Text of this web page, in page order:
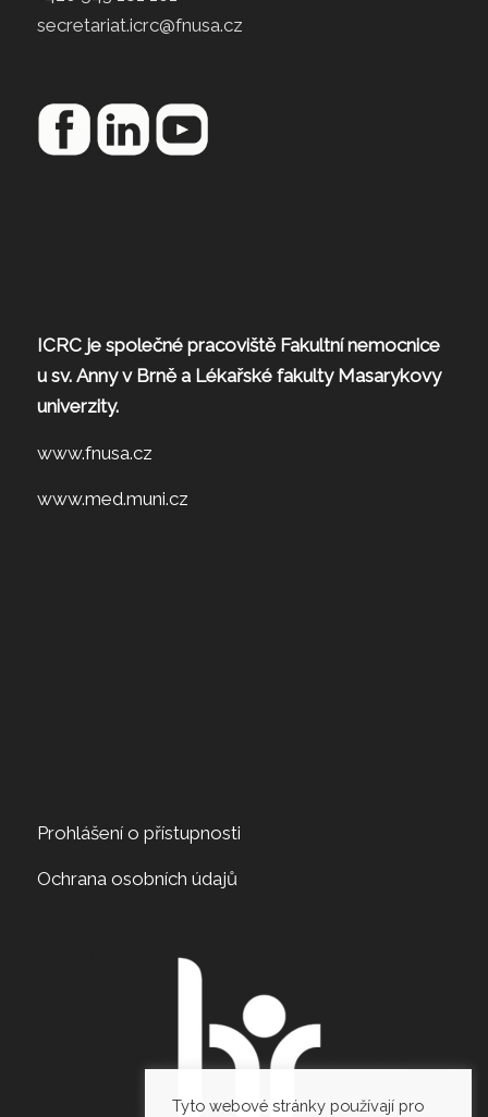
secretariat.icrc@fnusa.cz
ICRC je společné pracoviště Fakultní nemocnice
u sv. Anny v Brně a Lékařské fakulty Masarykovy
univerzity.
www.fnusa.cz
www.med.muni.cz
Prohlášení o přístupnosti
Ochrana osobních údajů
Tyto webové stránky používají pro